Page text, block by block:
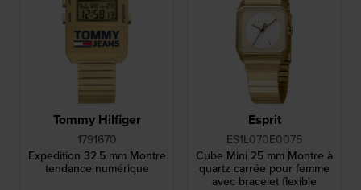
Tommy Hilfiger
1791670
Expedition 32.5 mm Montre
tendance numérique
Esprit
ES1L070E0075
Cube Mini 25 mm Montre à
quartz carrée pour femme
avec bracelet flexible